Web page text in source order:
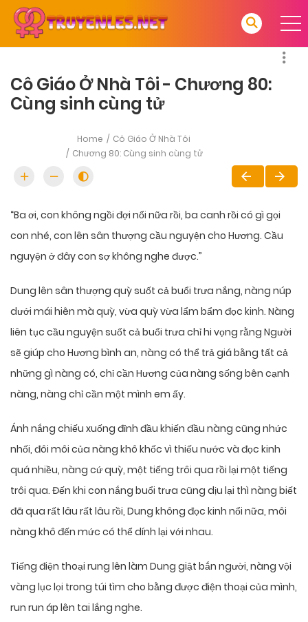
Cô Giáo Ở Nhà Tôi - Chương 80:
Cùng sinh cùng tử
Home
Cô Giáo Ở Nhà Tôi
Chương 80: Cùng sinh cùng tử
“Ba ơi, con không ngồi đợi nổi nữa rồi, ba canh rồi có gì gọi
con nhé, con lên sân thượng cầu nguyện cho Hương. Cầu
nguyện ở đây con sợ không nghe được.”
Dung lên sân thượng quỳ suốt cả buổi trưa nắng, nàng núp
dưới mái hiên mà quỳ, vừa quỳ vừa lẩm bẩm đọc kinh. Nàng
liên tục cầu nguyện suốt cả buổi trưa chỉ hi vọng rằng Người
sẽ giúp cho Hương bình an, nàng có thể trả giá bằng tất cả
những gì nàng có, chỉ cần Hương của nàng sống bên cạnh
nàng, nàng chỉ cần một mình em ấy.
Ánh nắng chiếu xuống đỉnh đầu khiến đầu nàng cũng nhức
nhối, đôi môi của nàng khô khốc vì thiếu nước và đọc kinh
quá nhiều, nàng cứ quỳ, một tiếng trôi qua rồi lại một tiếng
trôi qua. Đến khi con nắng buổi trưa cũng dịu lại thì nàng biết
đã qua rất lâu rất lâu rồi, Dung không đọc kinh nổi nữa, môi
nàng khô đến mức có thể dính lại với nhau.
Tiếng điện thoại rung lên làm Dung giật bắn người, nàng vội
vàng lục lọi trong túi tìm cho bằng được điện thoại của mình,
run run áp lên tai lắng nghe.